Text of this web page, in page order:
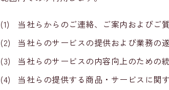
(1)
当社らからのご連絡、ご案内およびご
(2)
当社らのサービスの提供および業務の
(3)
当社らのサービスの内容向上のための
(4)
当社らの提供する商品・サービスに関